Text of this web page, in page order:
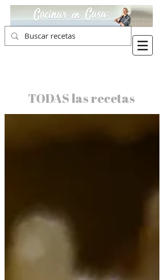
TODAS las recetas